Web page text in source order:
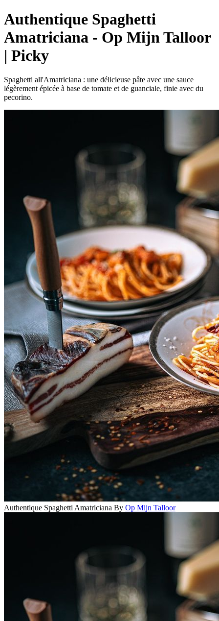
Authentique Spaghetti
Amatriciana - Op Mijn Talloor
| Picky
Spaghetti all'Amatriciana : une délicieuse pâte avec une sauce
légèrement épicée à base de tomate et de guanciale, finie avec du
pecorino.
Authentique Spaghetti Amatriciana By Op Mijn Talloor